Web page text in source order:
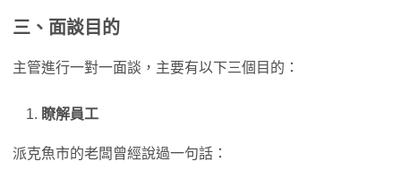
三、面談目的
主管進行一對一面談，主要有以下三個目的：
瞭解員工
派克魚市的老闆曾經說過一句話：